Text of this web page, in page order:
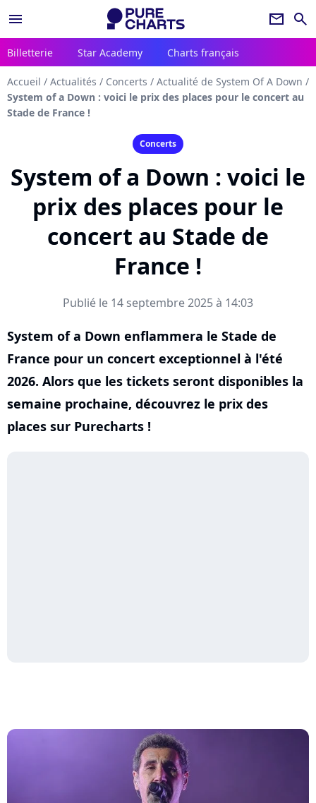
menu newsletter search
Billetterie Star Academy Charts français
Accueil / Actualités / Concerts / Actualité de System Of A Down /
System of a Down : voici le prix des places pour le concert au
Stade de France !
Concerts
System of a Down : voici le
prix des places pour le
concert au Stade de
France !
Publié le 14 septembre 2025 à 14:03
System of a Down enflammera le Stade de
France pour un concert exceptionnel à l'été
2026. Alors que les tickets seront disponibles la
semaine prochaine, découvrez le prix des
places sur Purecharts !